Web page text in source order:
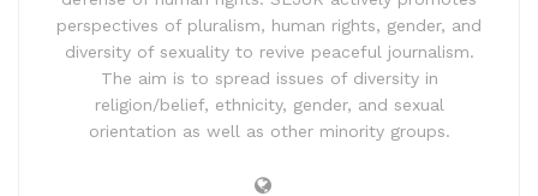
perspectives of pluralism, human rights, gender, and
diversity of sexuality to revive peaceful journalism.
The aim is to spread issues of diversity in
religion/belief, ethnicity, gender, and sexual
orientation as well as other minority groups.